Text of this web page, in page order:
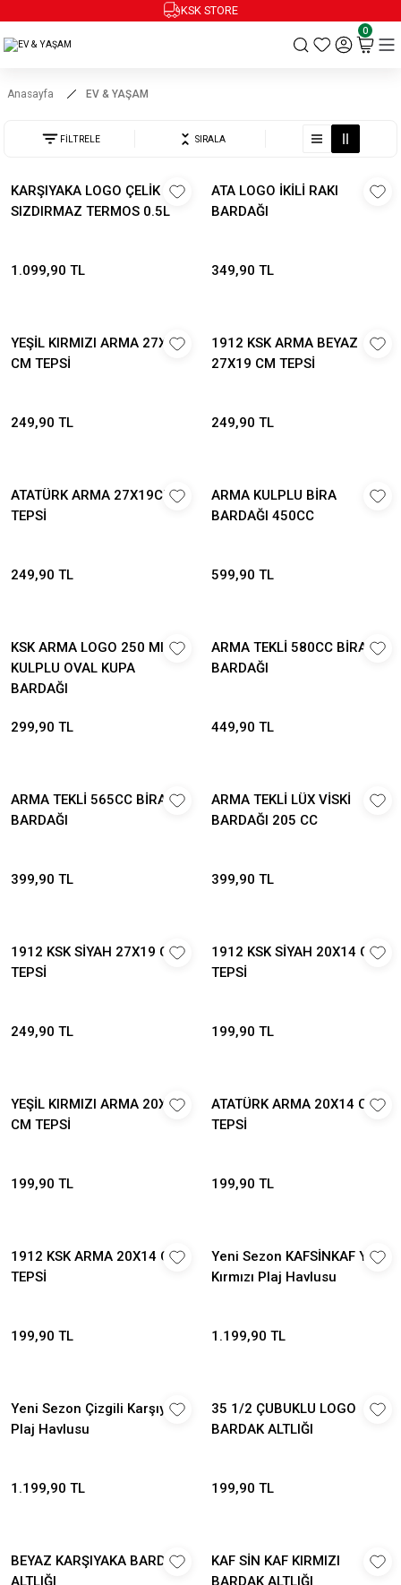
KSK STORE
0
Anasayfa EV & YAŞAM
FİLTRELE SIRALA
KARŞIYAKA LOGO ÇELİK
SIZDIRMAZ TERMOS 0.5L
1.099,90 TL
ATA LOGO İKİLİ RAKI
BARDAĞI
349,90 TL
YEŞİL KIRMIZI ARMA 27X19
CM TEPSİ
249,90 TL
1912 KSK ARMA BEYAZ
27X19 CM TEPSİ
249,90 TL
ATATÜRK ARMA 27X19CM
TEPSİ
249,90 TL
ARMA KULPLU BİRA
BARDAĞI 450CC
599,90 TL
KSK ARMA LOGO 250 Ml
KULPLU OVAL KUPA
BARDAĞI
299,90 TL
ARMA TEKLİ 580CC BİRA
BARDAĞI
449,90 TL
ARMA TEKLİ 565CC BİRA
BARDAĞI
399,90 TL
ARMA TEKLİ LÜX VİSKİ
BARDAĞI 205 CC
399,90 TL
1912 KSK SİYAH 27X19 CM
TEPSİ
249,90 TL
1912 KSK SİYAH 20X14 CM
TEPSİ
199,90 TL
YEŞİL KIRMIZI ARMA 20X14
CM TEPSİ
199,90 TL
ATATÜRK ARMA 20X14 CM
TEPSİ
199,90 TL
1912 KSK ARMA 20X14 CM
TEPSİ
199,90 TL
Yeni Sezon KAFSİNKAF Yeşil
Kırmızı Plaj Havlusu
1.199,90 TL
Yeni Sezon Çizgili Karşıyaka
Plaj Havlusu
1.199,90 TL
35 1/2 ÇUBUKLU LOGO
BARDAK ALTLIĞI
199,90 TL
BEYAZ KARŞIYAKA BARDAK
ALTLIĞI
KAF SİN KAF KIRMIZI
BARDAK ALTLIĞI